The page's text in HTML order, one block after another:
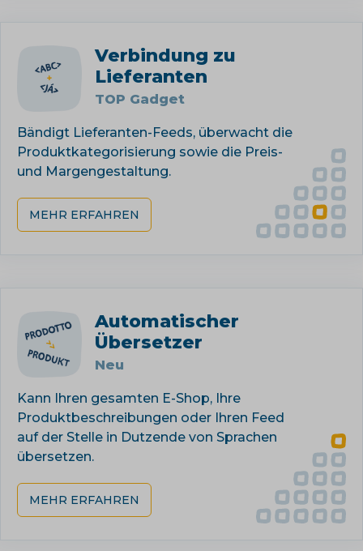
Verbindung zu
Lieferanten
TOP Gadget
Bändigt Lieferanten-Feeds, überwacht die
Produktkategorisierung sowie die Preis-
und Margengestaltung.
MEHR ERFAHREN
Automatischer
Übersetzer
Neu
Kann Ihren gesamten E-Shop, Ihre
Produktbeschreibungen oder Ihren Feed
auf der Stelle in Dutzende von Sprachen
übersetzen.
MEHR ERFAHREN